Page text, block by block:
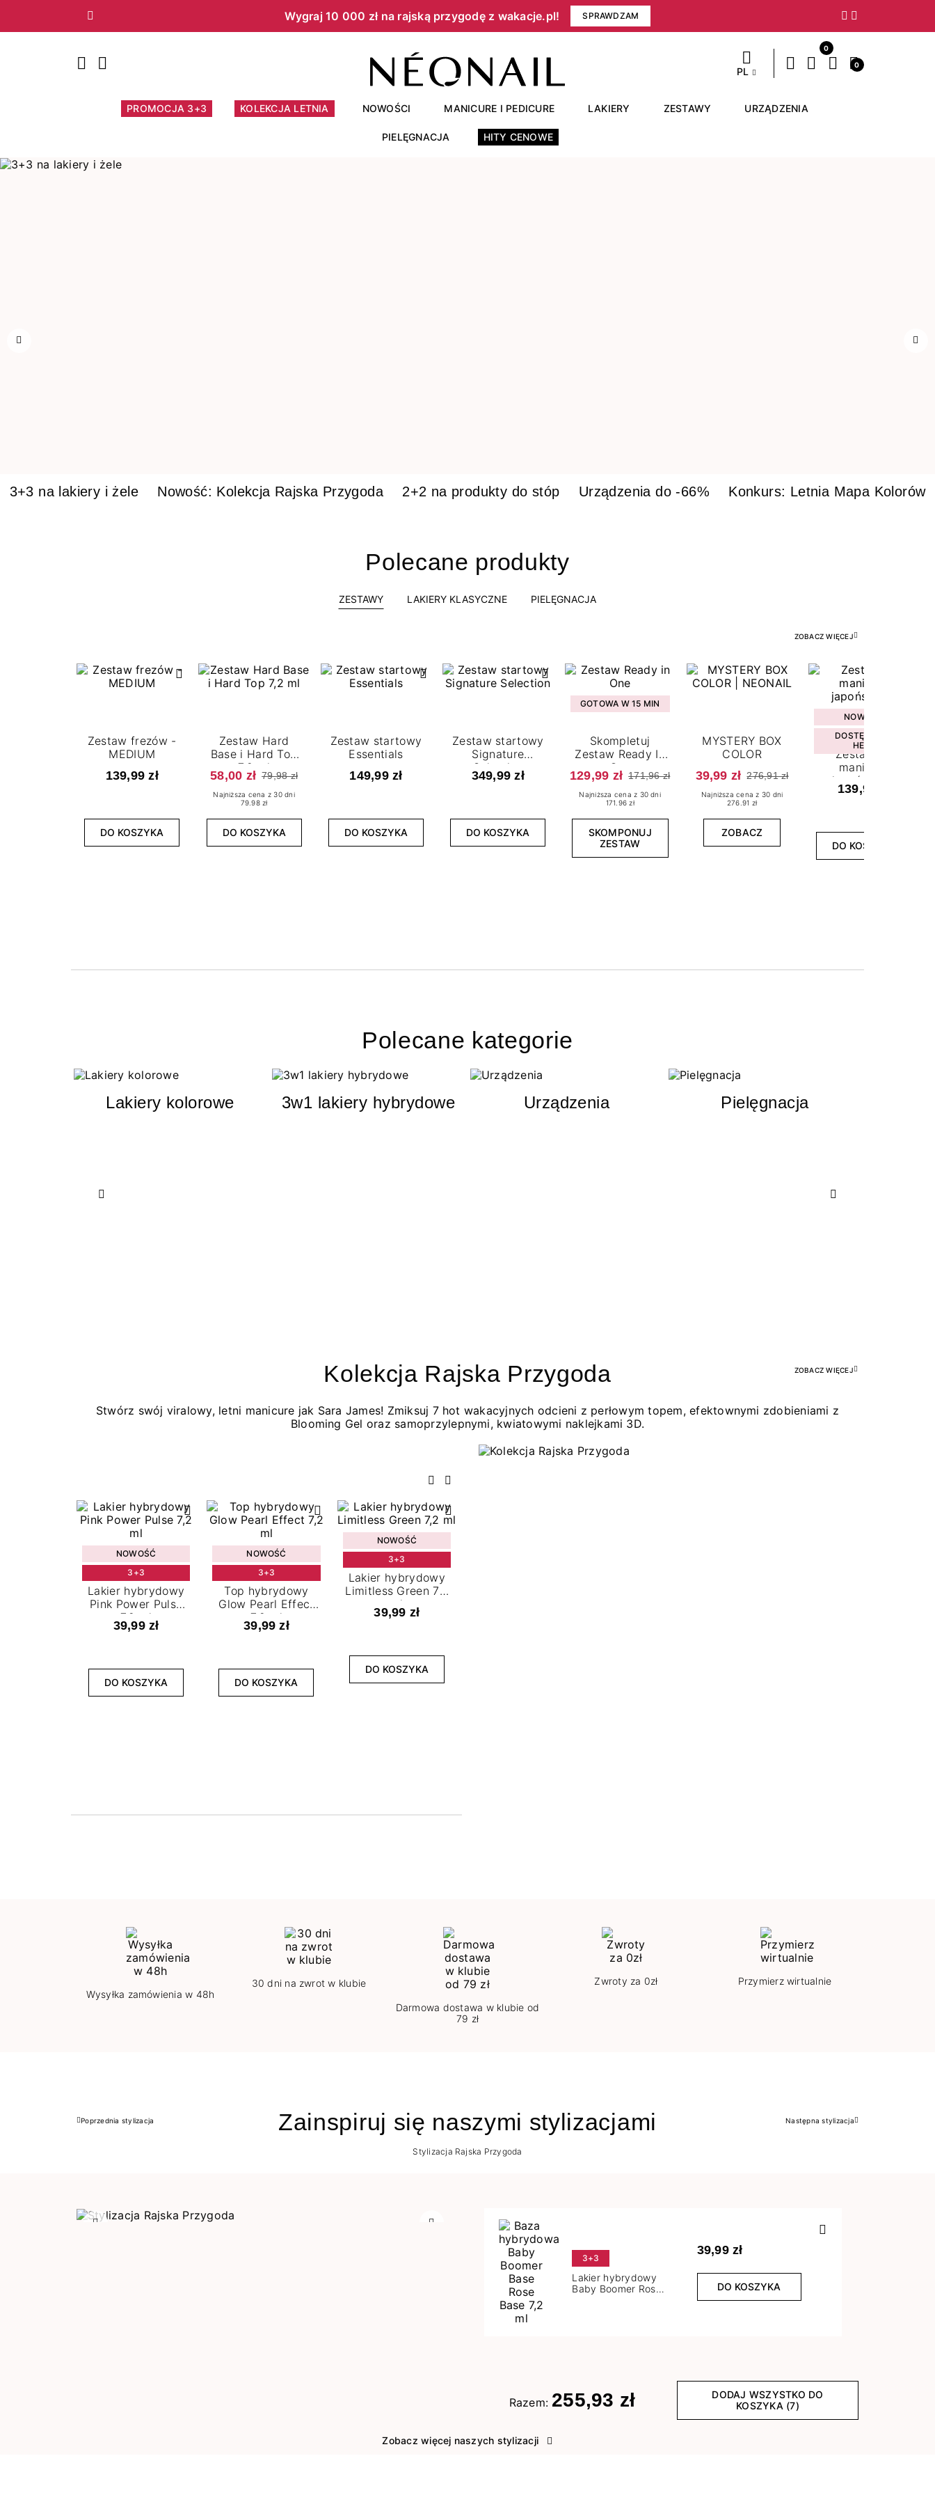
Wygraj 10 000 zł na rajską przygodę z wakacje.pl!​ SPRAWDZAM
Poprzedni Następny
PL
0
0
PROMOCJA 3+3 KOLEKCJA LETNIA NOWOŚCI MANICURE I PEDICURE LAKIERY ZESTAWY URZĄDZENIA
PIELĘGNACJA HITY CENOWE
3+3 na lakiery i żele Nowość: Kolekcja Rajska Przygoda 2+2 na produkty do stóp Urządzenia do -66% Konkurs: Letnia Mapa Kolorów
Polecane produkty
ZESTAWY LAKIERY KLASYCZNE PIELĘGNACJA
ZOBACZ WIĘCEJ
Zestaw frezów -
MEDIUM
139,99 zł
DO KOSZYKA
Zestaw Hard
Base i Hard Top
7,2 ml
58,00 zł 79,98 zł
Najniższa cena z 30 dni
79.98 zł
DO KOSZYKA
Zestaw startowy
Essentials
149,99 zł
DO KOSZYKA
Zestaw startowy
Signature
Selection
349,99 zł
DO KOSZYKA
GOTOWA W 15 MIN
Skompletuj
Zestaw Ready In
One
129,99 zł 171,96 zł
Najniższa cena z 30 dni
171.96 zł
SKOMPONUJ
ZESTAW
MYSTERY BOX
COLOR
39,99 zł 276,91 zł
Najniższa cena z 30 dni
276.91 zł
ZOBACZ
NOWOŚĆ
DOSTĘPNY W
HEBE
Zestaw do
manicure
japońskiego
139,99 zł
DO KOSZYKA
Polecane kategorie
Lakiery kolorowe 3w1 lakiery hybrydowe Urządzenia Pielęgnacja
Kolekcja Rajska Przygoda ZOBACZ WIĘCEJ
Stwórz swój viralowy, letni manicure jak Sara James! Zmiksuj 7 hot wakacyjnych odcieni z perłowym topem, efektownymi zdobieniami z
Blooming Gel oraz samoprzylepnymi, kwiatowymi naklejkami 3D.
Poprzedni
Następny
NOWOŚĆ
3+3
Lakier hybrydowy
Pink Power Pulse
7,2 ml
39,99 zł
DO KOSZYKA
NOWOŚĆ
3+3
Top hybrydowy
Glow Pearl Effect
7,2 ml
39,99 zł
DO KOSZYKA
NOWOŚĆ
3+3
Lakier hybrydowy
Limitless Green 7,2
ml
39,99 zł
DO KOSZYKA
Wysyłka zamówienia w 48h
30 dni na zwrot w klubie
Darmowa dostawa w klubie od
79 zł
Zwroty za 0zł Przymierz wirtualnie
Zainspiruj się naszymi stylizacjami
Poprzedni
Poprzednia stylizacja Następny
Następna stylizacja
Stylizacja Rajska Przygoda
3+3
Lakier hybrydowy
Baby Boomer Rose
39,99 zł
DO KOSZYKA
Razem: 255,93 zł
DODAJ WSZYSTKO DO
KOSZYKA (7)
Zobacz więcej naszych stylizacji